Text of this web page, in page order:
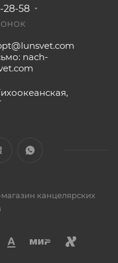
28-58
nach-
канцелярских